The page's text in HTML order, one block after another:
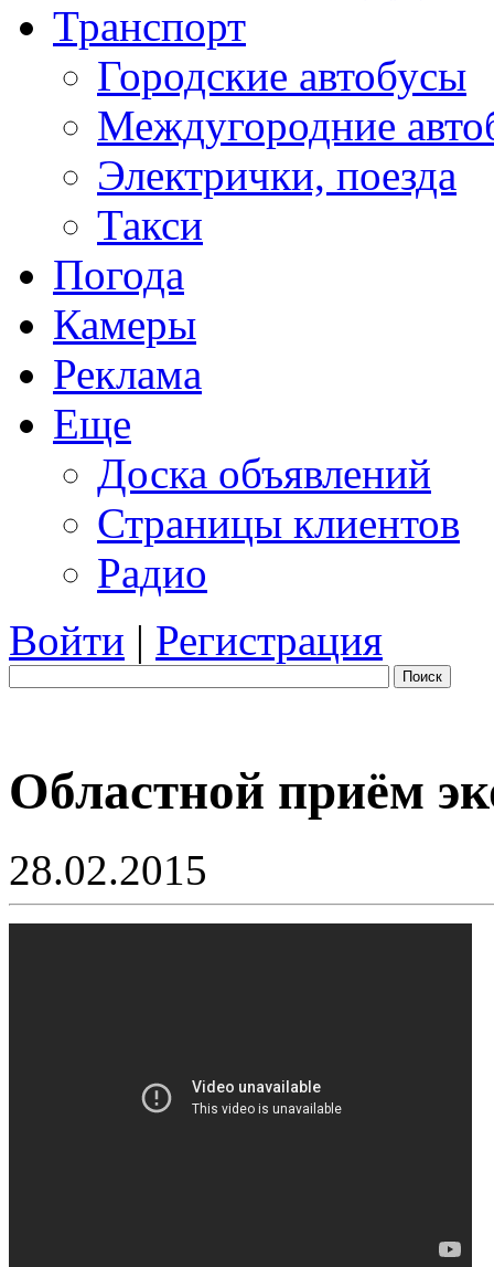
Транспорт
Городские автобусы
Междугородние
Электрички, поезда
Такси
Погода
Камеры
Реклама
Еще
Доска объявлений
Страницы клиентов
Радио
Войти | Регистрация
Поиск
Областной приём
28.02.2015